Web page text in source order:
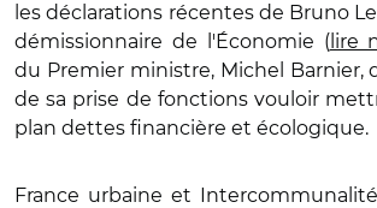
les déclarations récentes de Bruno
démissionnaire de l'Économie (lire
du Premier ministre, Michel Barnier,
de sa prise de fonctions vouloir
plan dettes financière et écologique.
France urbaine et